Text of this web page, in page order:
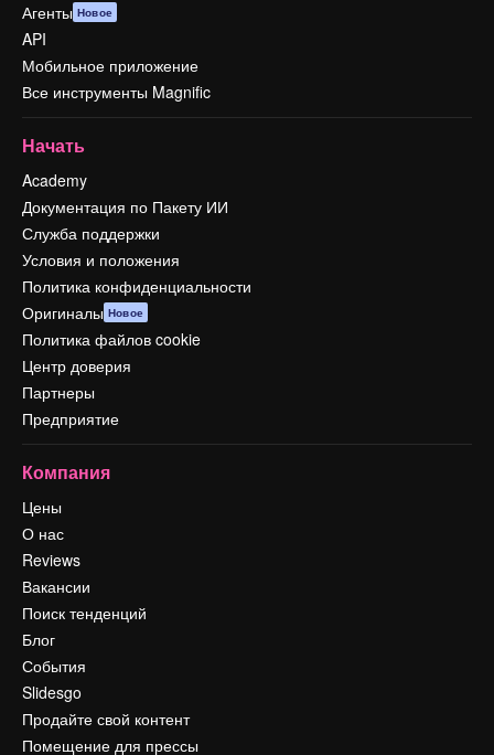
Агенты Новое
API
Мобильное приложение
Все инструменты Magnific
Начать
Academy
Документация по Пакету ИИ
Служба поддержки
Условия и положения
Политика конфиденциальности
Оригиналы Новое
Политика файлов cookie
Центр доверия
Партнеры
Предприятие
Компания
Цены
О нас
Reviews
Вакансии
Поиск тенденций
Блог
События
Slidesgo
Продайте свой контент
Помещение для прессы